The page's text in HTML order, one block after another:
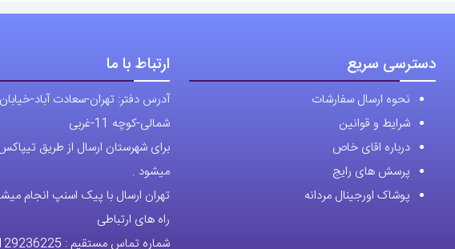
دسترسی سریع
نحوه ارسال سفارشات
شرایط و قوانین
درباره اقای خاص
پرسش های رایج
پوشاک اورجینال مردانه
ارتباط با ما
آدرس دفتر: تهران-سعادت آباد-
شمالی-کوچه 11-غربی
برای شهرستان ارسال از طریق تیپاکس
میشود .
تهران ارسال با پیک اسنپ انجام
راه های ارتباطی
شماره تماس مستقیم :